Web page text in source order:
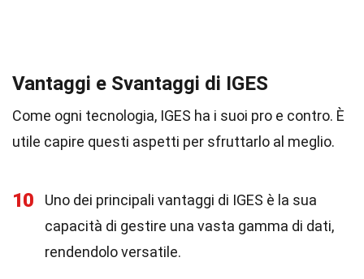
Vantaggi e Svantaggi di IGES
Come ogni tecnologia, IGES ha i suoi pro e contro. È
utile capire questi aspetti per sfruttarlo al meglio.
10
Uno dei principali vantaggi di IGES è la sua
capacità di gestire una vasta gamma di dati,
rendendolo versatile.